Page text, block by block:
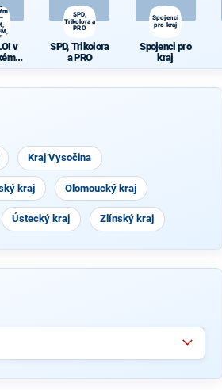
v
v
SPD,
Trikolora a
PRO
SPD, Trikolora
a PRO
Spojenci
pro kraj
Spojenci pro
kraj
Kraj Vysočina
kraj Olomoucký kraj
Ústecký kraj Zlínský kraj